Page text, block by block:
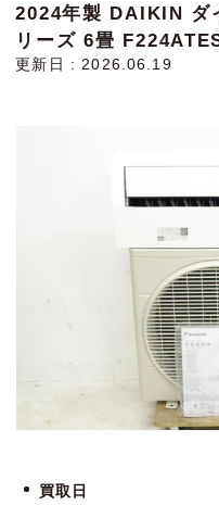
2024年製 DAIKIN ダ
リーズ 6畳
更新日 : 2026.06.19
買取日